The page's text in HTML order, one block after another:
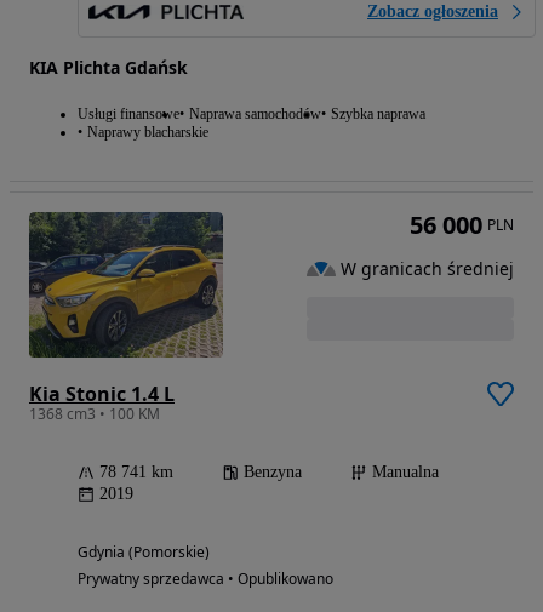
Zobacz ogłoszenia
KIA Plichta Gdańsk
Usługi finansowe Naprawa samochodów Szybka naprawa
Naprawy blacharskie
Kia Stonic 1.4 L
1368 cm3 • 100 KM
78 741 km Benzyna
Manualna
2019
Gdynia (Pomorskie)
Prywatny sprzedawca • Opublikowano
56 000 PLN
W granicach średniej